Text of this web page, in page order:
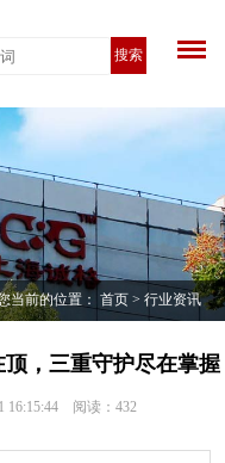
搜索
当前的位置： 首页 > 行业资讯
顶，三重守护尽在掌握
16:15:44 阅读： 432